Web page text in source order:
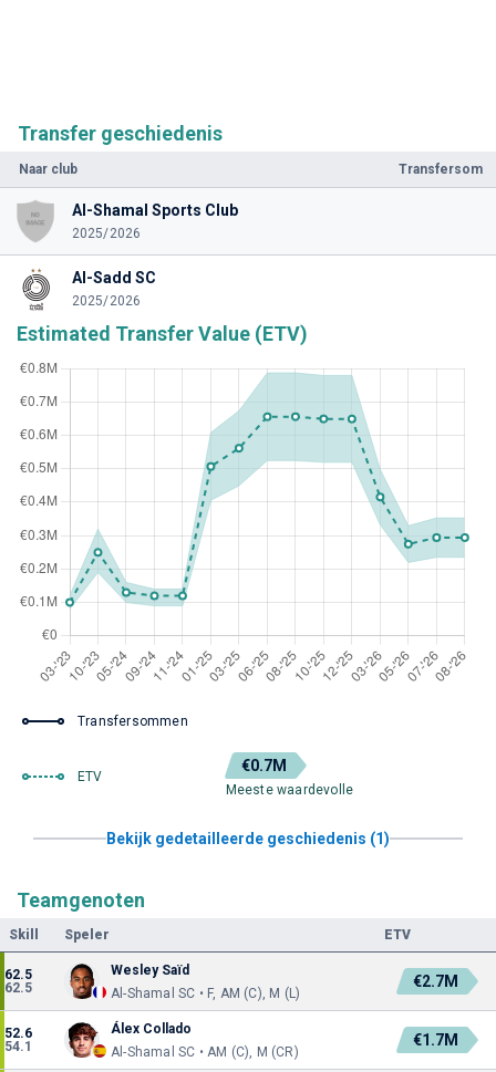
Transfer geschiedenis
Naar club Transfersom
Al-Shamal Sports Club
2025/2026
Al-Sadd SC
2025/2026
Estimated Transfer Value (ETV)
Transfersommen
ETV
€0.7M
Meeste waardevolle
Bekijk gedetailleerde geschiedenis (1)
Teamgenoten
Skill Speler ETV
62.5
62.5
Wesley Saïd
Al-Shamal SC • F, AM (C), M (L)
€2.7M
52.6
54.1
Álex Collado
Al-Shamal SC • AM (C), M (CR)
€1.7M